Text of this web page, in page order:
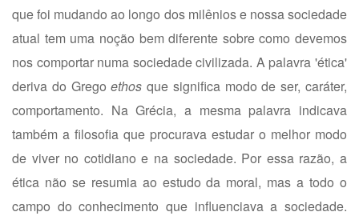
que foi mudando ao longo dos milênios e nossa sociedade
atual tem uma noção bem diferente sobre como devemos
nos comportar numa sociedade civilizada. A palavra 'ética'
deriva do Gregoethos que significa modo de ser, caráter,
comportamento. Na Grécia, a mesma palavra indicava
também a filosofia que procurava estudar o melhor modo
de viver no cotidiano e na sociedade. Por essa razão, a
ética não se resumia ao estudo da moral, mas a todo o
campo do conhecimento que influenciava a sociedade.